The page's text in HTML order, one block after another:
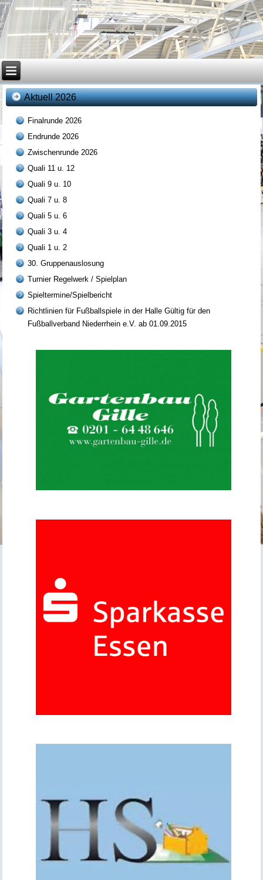
Aktuell 2026
Finalrunde 2026
Endrunde 2026
Zwischenrunde 2026
Quali 11 u. 12
Quali 9 u. 10
Quali 7 u. 8
Quali 5 u. 6
Quali 3 u. 4
Quali 1 u. 2
30. Gruppenauslosung
Turnier Regelwerk / Spielplan
Spieltermine/Spielbericht
Richtlinien für Fußballspiele in der Halle Gültig für den
Fußballverband Niederrhein e.V. ab 01.09.2015